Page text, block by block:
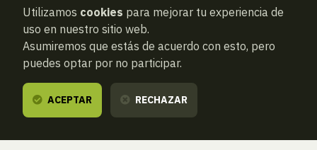
Utilizamos cookies para mejorar tu experiencia de
uso en nuestro sitio web.
Asumiremos que estás de acuerdo con esto, pero
puedes optar por no participar.
ACEPTAR RECHAZAR